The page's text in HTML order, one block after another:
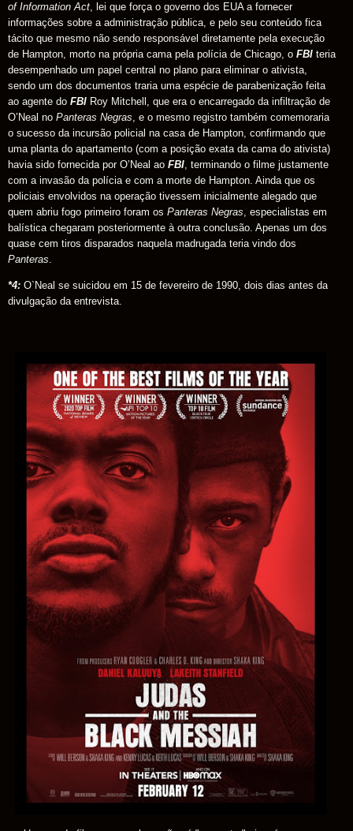
of Information Act, lei que força o governo dos EUA a fornecer
informações sobre a administração pública, e pelo seu conteúdo fica
tácito que mesmo não sendo responsável diretamente pela execução
de Hampton, morto na própria cama pela polícia de Chicago, o FBI teria
desempenhado um papel central no plano para eliminar o ativista,
sendo um dos documentos traria uma espécie de parabenização feita
ao agente do FBI Roy Mitchell, que era o encarregado da infiltração de
O’Neal no Panteras Negras, e o mesmo registro também comemoraria
o sucesso da incursão policial na casa de Hampton, confirmando que
uma planta do apartamento (com a posição exata da cama do ativista)
havia sido fornecida por O’Neal ao FBI, terminando o filme justamente
com a invasão da polícia e com a morte de Hampton. Ainda que os
policiais envolvidos na operação tivessem inicialmente alegado que
quem abriu fogo primeiro foram os Panteras Negras, especialistas em
balística chegaram posteriormente à outra conclusão. Apenas um dos
quase cem tiros disparados naquela madrugada teria vindo dos
Panteras.
*4: O`Neal se suicidou em 15 de fevereiro de 1990, dois dias antes da
divulgação da entrevista.